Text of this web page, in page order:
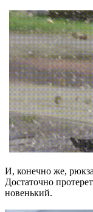
И, конечно же,
Достаточно
новенький.